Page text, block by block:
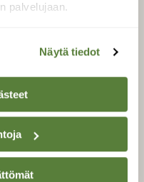
palvelujaan.
Näytä tiedot
Luonto -lehden
.